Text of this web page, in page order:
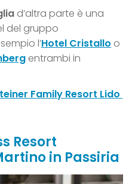
d’altra parte è una
del gruppo
l’Hotel Cristallo o
entrambi in
Family Resort Lido
Resort
in Passiria